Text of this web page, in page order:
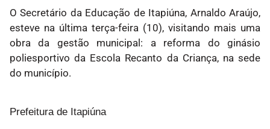
O Secretário da Educação de Itapiúna, Arnaldo Araújo,
esteve na última terça-feira (10), visitando mais uma
obra da gestão municipal: a reforma do ginásio
poliesportivo da Escola Recanto da Criança, na sede
do município.
Prefeitura de Itapiúna